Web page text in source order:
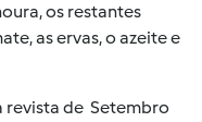
os restantes
as ervas, o azeite e
revista de Setembro